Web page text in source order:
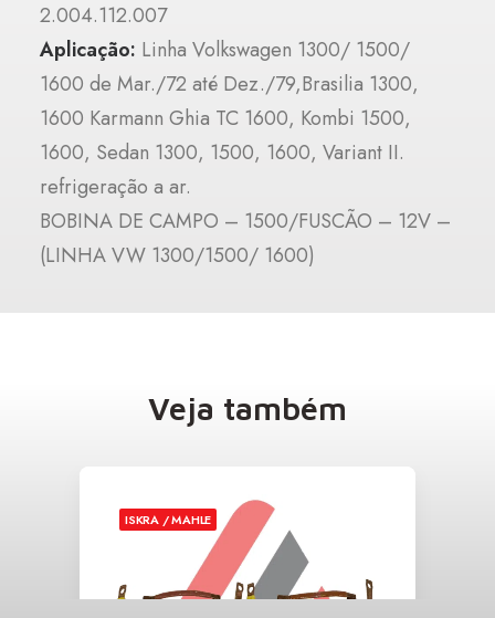
2.004.112.007
Aplicação: Linha Volkswagen 1300/ 1500/
1600 de Mar./72 até Dez./79,Brasilia 1300,
1600 Karmann Ghia TC 1600, Kombi 1500,
1600, Sedan 1300, 1500, 1600, Variant II.
refrigeração a ar.
BOBINA DE CAMPO – 1500/FUSCÃO – 12V –
(LINHA VW 1300/1500/ 1600)
Veja também
ISKRA / MAHLE